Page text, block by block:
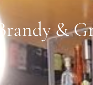
Brandy &